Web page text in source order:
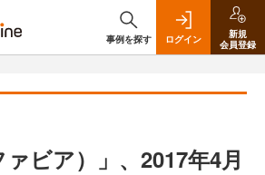
事例を探す ログイン
新規
会員登録
ァビア）」、2017年4月